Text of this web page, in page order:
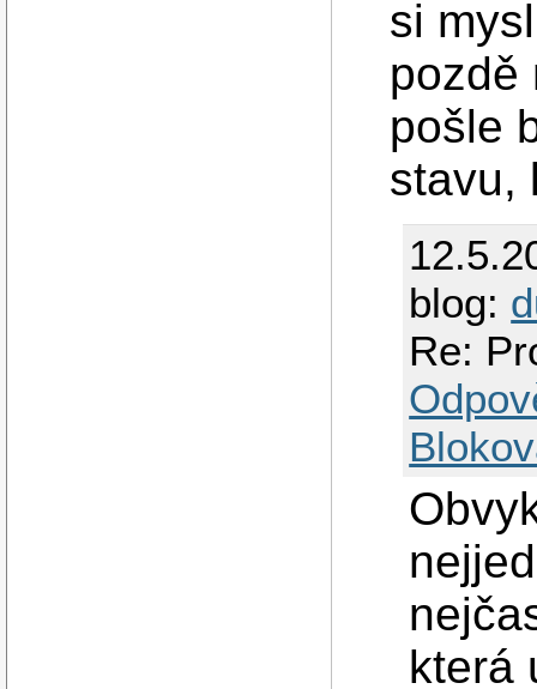
si
pozdě
pošle
stavu,
blog:
Re:
která